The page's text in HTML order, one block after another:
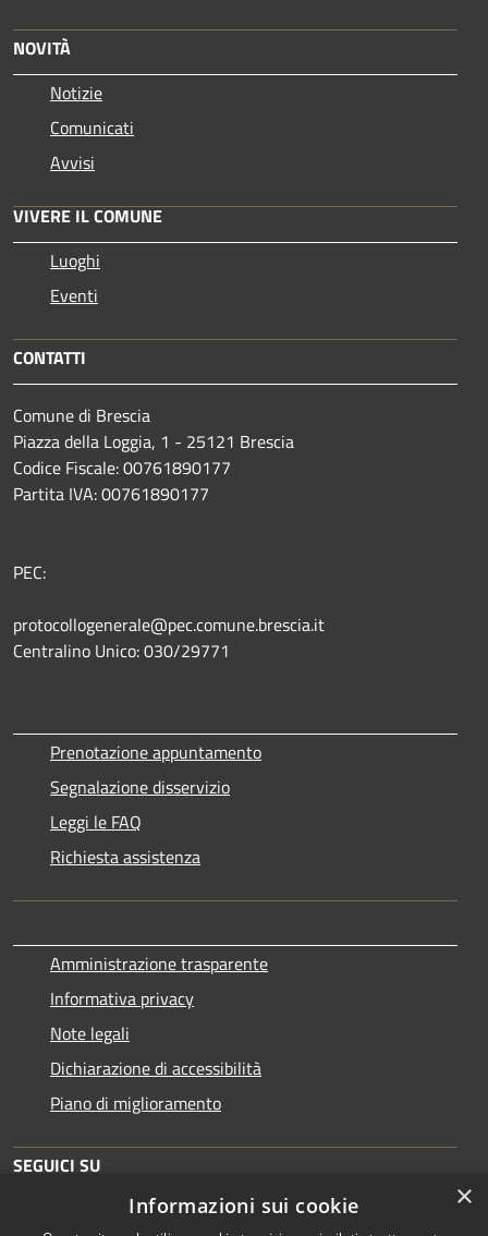
NOVITÀ
Notizie
Comunicati
Avvisi
VIVERE IL COMUNE
Luoghi
Eventi
CONTATTI
Comune di Brescia
Piazza della Loggia, 1 - 25121 Brescia
Codice Fiscale: 00761890177
Partita IVA: 00761890177
PEC:
protocollogenerale@pec.comune.brescia.it
Centralino Unico: 030/29771
Prenotazione appuntamento
Segnalazione disservizio
Leggi le FAQ
Richiesta assistenza
Amministrazione trasparente
Informativa privacy
Note legali
Dichiarazione di accessibilità
Piano di miglioramento
SEGUICI SU
×
Informazioni sui cookie